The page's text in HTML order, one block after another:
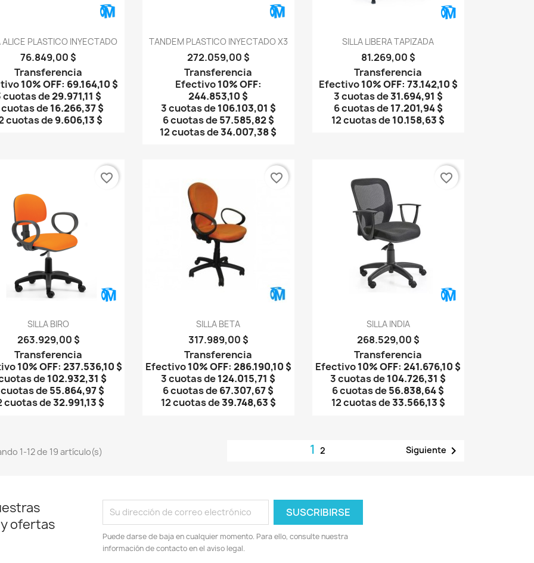
 Vista rápida
ALICE PLASTICO INYECTADO
76.849,00 $
Transferencia
10% OFF: 69.164,10 $
cuotas de29.971,11 $
cuotas de16.266,37 $
cuotas de9.606,13 $
Vista rápida
TANDEM PLASTICO INYECTADO X3
272.059,00 $
Transferencia
Efectivo10% OFF:
244.853,10 $
3 cuotas de106.103,01 $
6 cuotas de57.585,82 $
12 cuotas de34.007,38 $
 Vista rápida
SILLA LIBERA TAPIZADA
81.269,00 $
Transferencia
Efectivo10% OFF: 73.142,10 $
3 cuotas de31.694,91 $
6 cuotas de17.201,94 $
12 cuotas de10.158,63 $
Vista rápida
SILLA BIRO
263.929,00 $
Transferencia
10% OFF: 237.536,10 $
de102.932,31 $
de55.864,97 $
cuotas de32.991,13 $
favorite_border
Vista rápida
SILLA BETA
317.989,00 $
Transferencia
Efectivo10% OFF: 286.190,10 $
3 cuotas de124.015,71 $
6 cuotas de67.307,67 $
12 cuotas de39.748,63 $
favorite_border
Vista rápida
SILLA INDIA
268.529,00 $
Transferencia
Efectivo10% OFF:241.676,10 $
3 cuotas de104.726,31 $
6 cuotas de56.838,64 $
12 cuotas de33.566,13 $
favorite_border
1-12 de 19 artículo(s) 12 Siguiente 
ofertas
Puede darse de baja en cualquier momento. Para ello, consulte nuestra
información de contacto en el aviso legal.